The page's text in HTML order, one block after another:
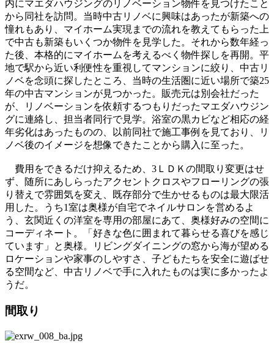
内にマエダハウジングのリノベーション物件を見つけたこと
から同社を訪問。当時中古リノベに興味はあったが新築への
憧れもあり、マイホーム実現までの流れを教えてもらった上
で中古も新築もいくつか物件を見学した。それから数年経っ
た後、本格的にマイホームを考えるべく物件探しを再開。平
地で駅から近い利便性を重視してマンションに絞り、中古リ
ノベを念頭に探したところ、当時の生活圏に近い場所で築25
年の中古マンションが見つかった。販売元は別会社だった
が、リノベーションを依頼するつもりだったマエダハウジン
グに連絡し、担当者同行で見学。浴室の黒カビなど相応の経
年劣化はあったものの、以前同社で施工事例を見ており、リ
ノベ後のイメージを想像できたことから購入に至った。
費用をできるだけ抑えるため、3ＬＤＫの間取り変更はせ
ず、随所にあしらったアクセントクロスやフローリングの張
り替えで雰囲気を変え、既存部分で生かせるものは最大限活
用した。うち1室は奥様が自宅でネイルサロンを営めるよ
う、玄関近くの洋室を専用の部屋にあて、奥様好みの空間に
コーディネート。「好きな色に囲まれて暮らせる喜びを感じ
ています」と奥様。リビングダイニングの窓から海が望める
ロケーションや家事のしやすさ、子どもたちを安全に遊ばせ
る空間など、中古リノベで手に入れたものは実に多かったよ
うだ。
間取り